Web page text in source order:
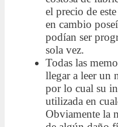
el precio de
en cambio
podían ser
sola vez.
Todas las
llegar a leer un
por lo cual su
utilizada en
Obviamente la